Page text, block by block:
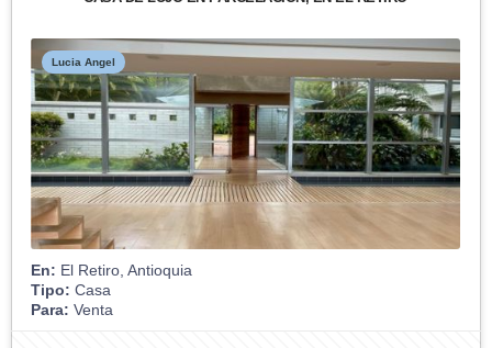
Lucia Angel
En: El Retiro, Antioquia
Tipo: Casa
Para: Venta